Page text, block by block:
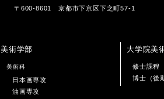
〒600-8601 京都市下京区下之町57-1
美術学部
美術科
日本画専攻
油画専攻
大学院美
修士課程
博士（後